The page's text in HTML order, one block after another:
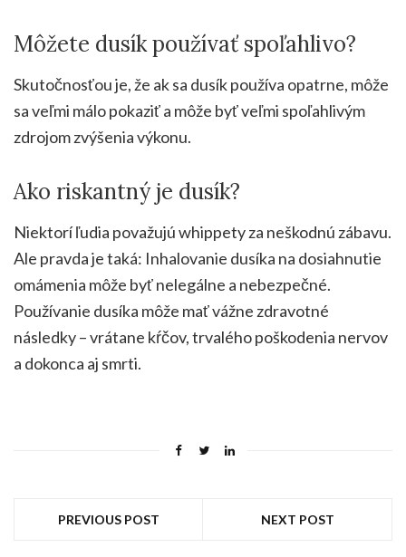
Môžete dusík používať spoľahlivo?
Skutočnosťou je, že ak sa dusík používa opatrne, môže
sa veľmi málo pokaziť a môže byť veľmi spoľahlivým
zdrojom zvýšenia výkonu.
Ako riskantný je dusík?
Niektorí ľudia považujú whippety za neškodnú zábavu.
Ale pravda je taká: Inhalovanie dusíka na dosiahnutie
omámenia môže byť nelegálne a nebezpečné.
Používanie dusíka môže mať vážne zdravotné
následky – vrátane kŕčov, trvalého poškodenia nervov
a dokonca aj smrti.
PREVIOUS POST NEXT POST